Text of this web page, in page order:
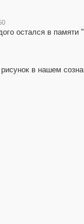
остался в памяти
в нашем